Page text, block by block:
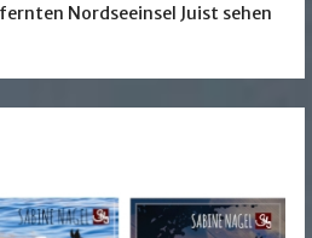
Nordseeinsel Juist sehen